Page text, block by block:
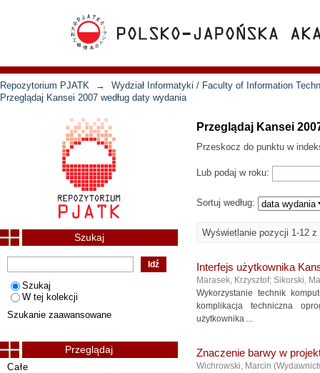
Repozytorium PJATK →
Wydział Informatyki / Faculty of Information
Przeglądaj Kansei 2007 według daty wydania
Przeglądaj Kansei
Przeskocz do punktu w
Lub podaj w roku:
Sortuj według:
Wyświetlanie pozycji 1-12 z
Interfejs użytkownika
Marasek, Krzysztof; Sikorski,
Wykorzystanie technik
komplikacja techniczna
użytkownika ...
Znaczenie barwy w
Wichrowski, Marcin (
Szukaj
Szukaj
W tej kolekcji
Szukanie zaawansowane
Przeglądaj
Całe